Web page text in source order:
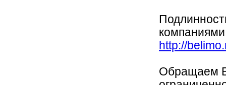
http://
Обращаем